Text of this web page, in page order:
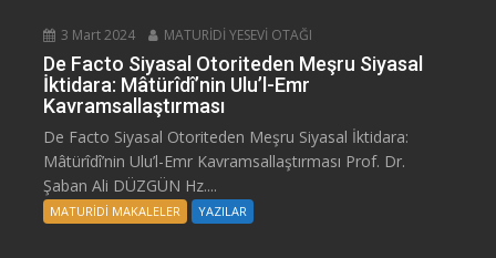
3 Mart 2024 MATURİDİ YESEVİ OTAĞI
De Facto Siyasal Otoriteden Meşru Siyasal
İktidara: Mâtürîdî’nin Ulu’l-Emr
Kavramsallaştırması
De Facto Siyasal Otoriteden Meşru Siyasal İktidara:
Mâtürîdî’nin Ulu’l-Emr Kavramsallaştırması Prof. Dr.
Şaban Ali DÜZGÜN Hz....
MATURİDİ MAKALELER YAZILAR